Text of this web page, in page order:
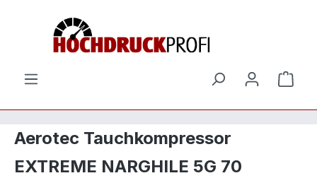
Zum Hauptinhalt springen
Aerotec Tauchkompressor
EXTREME NARGHILE 5G 70